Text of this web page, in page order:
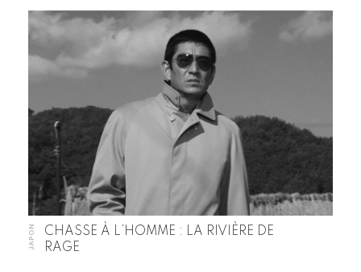
JAPON
CHASSE À L’HOMME : LA RIVIÈRE DE
RAGE